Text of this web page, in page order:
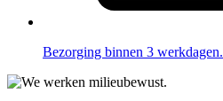
Bezorging binnen 3 werkdagen.